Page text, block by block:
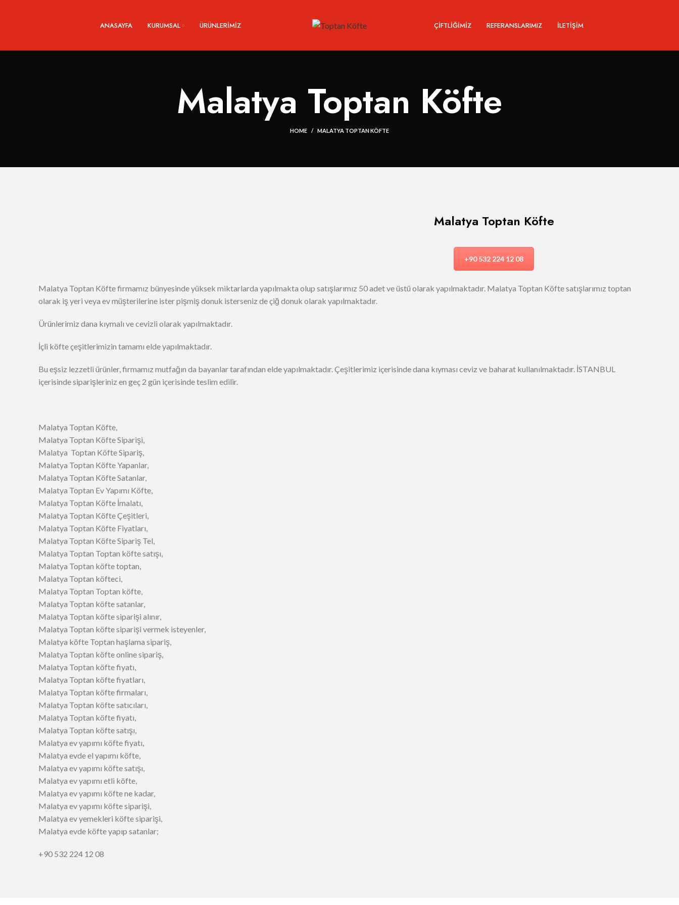
ANASAYFA KURUMSAL ÜRÜNLERIMIZ ÇIFTLIĞIMIZ REFERANSLARIMIZ İLETIŞIM
Malatya Toptan Köfte
HOME MALATYA TOPTAN KÖFTE
Malatya Toptan Köfte
+90 532 224 12 08
Malatya Toptan Köfte firmamız bünyesinde yüksek miktarlarda yapılmakta olup satışlarımız 50 adet ve üstü olarak yapılmaktadır. Malatya Toptan Köfte satışlarımız toptan
olarak iş yeri veya ev müşterilerine ister pişmiş donuk isterseniz de çiğ donuk olarak yapılmaktadır.
Ürünlerimiz dana kıymalı ve cevizli olarak yapılmaktadır.
İçli köfte çeşitlerimizin tamamı elde yapılmaktadır.
Bu eşsiz lezzetli ürünler, firmamız mutfağın da bayanlar tarafından elde yapılmaktadır. Çeşitlerimiz içerisinde dana kıyması ceviz ve baharat kullanılmaktadır. İSTANBUL
içerisinde siparişleriniz en geç 2 gün içerisinde teslim edilir.
Malatya Toptan Köfte,
Malatya Toptan Köfte Siparişi,
Malatya Toptan Köfte Sipariş,
Malatya Toptan Köfte Yapanlar,
Malatya Toptan Köfte Satanlar,
Malatya Toptan Ev Yapımı Köfte,
Malatya Toptan Köfte İmalatı,
Malatya Toptan Köfte Çeşitleri,
Malatya Toptan Köfte Fiyatları,
Malatya Toptan Köfte Sipariş Tel,
Malatya Toptan Toptan köfte satışı,
Malatya Toptan köfte toptan,
Malatya Toptan köfteci,
Malatya Toptan Toptan köfte,
Malatya Toptan köfte satanlar,
Malatya Toptan köfte siparişi alınır,
Malatya Toptan köfte siparişi vermek isteyenler,
Malatya köfte Toptan haşlama sipariş,
Malatya Toptan köfte online sipariş,
Malatya Toptan köfte fiyatı,
Malatya Toptan köfte fiyatları,
Malatya Toptan köfte firmaları,
Malatya Toptan köfte satıcıları,
Malatya Toptan köfte fiyatı,
Malatya Toptan köfte satışı,
Malatya ev yapımı köfte fiyatı,
Malatya evde el yapımı köfte,
Malatya ev yapımı köfte satışı,
Malatya ev yapımı etli köfte,
Malatya ev yapımı köfte ne kadar,
Malatya ev yapımı köfte siparişi,
Malatya ev yemekleri köfte siparişi,
Malatya evde köfte yapıp satanlar;
+90 532 224 12 08